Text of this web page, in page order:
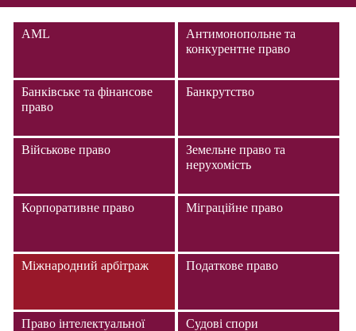
AML
Антимонопольне та
конкурентне право
Банківське та фінансове
право
Банкрутство
Військове право
Земельне право та
нерухомість
Корпоративне право Міграційне право
Міжнародний арбітраж Податкове право
Право інтелектуальної
Судові спори